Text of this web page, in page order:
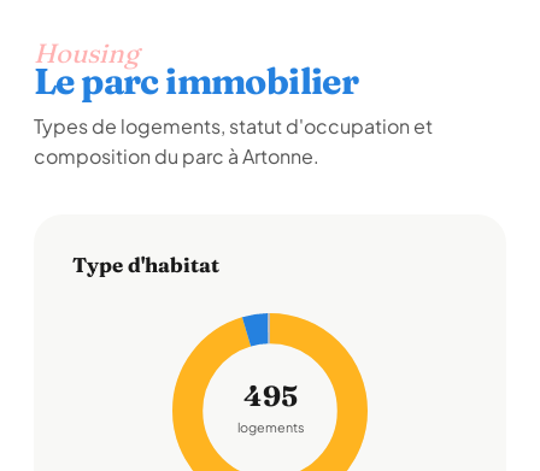
Housing
Le parc immobilier
Types de logements, statut d'occupation et
composition du parc à Artonne.
Type d'habitat
495
logements